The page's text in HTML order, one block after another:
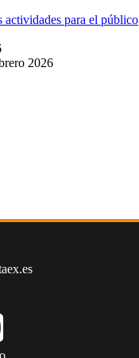
actividades para el público
2026